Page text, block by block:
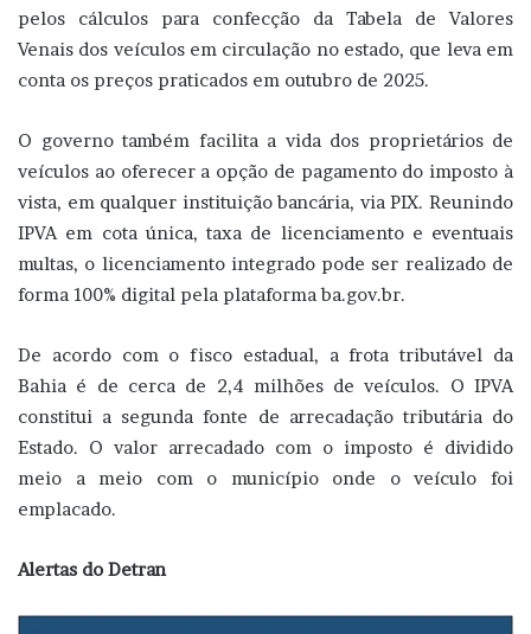
pelos cálculos para confecção da Tabela de Valores
Venais dos veículos em circulação no estado, que leva em
conta os preços praticados em outubro de 2025.
O governo também facilita a vida dos proprietários de
veículos ao oferecer a opção de pagamento do imposto à
vista, em qualquer instituição bancária, via PIX. Reunindo
IPVA em cota única, taxa de licenciamento e eventuais
multas, o licenciamento integrado pode ser realizado de
forma 100% digital pela plataforma ba.gov.br.
De acordo com o fisco estadual, a frota tributável da
Bahia é de cerca de 2,4 milhões de veículos. O IPVA
constitui a segunda fonte de arrecadação tributária do
Estado. O valor arrecadado com o imposto é dividido
meio a meio com o município onde o veículo foi
emplacado.
Alertas do Detran